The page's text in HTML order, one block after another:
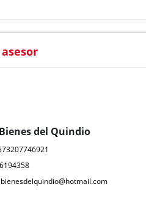
del Quindio